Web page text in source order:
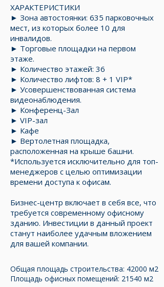
ХАРАКТЕРИСТИКИ
► Зона автостоянки: 635 парковочных
мест, из которых более 10 для
инвалидов.
► Торговые площадки на первом
этаже.
► Количество этажей: 36
► Количество лифтов: 8 + 1 VIP*
► Усовершенствованная система
видеонаблюдения.
► Конференц-Зал
► VIP-зал
► Кафе
► Вертолетная площадка,
расположенная на крыше башни.
*Используется исключительно для топ-
менеджеров с целью оптимизации
времени доступа к офисам.
Бизнес-центр включает в себя все, что
требуется современному офисному
зданию. Инвестиции в данный проект
станут наиболее удачным вложением
для вашей компании.
Общая площадь строительства: 42000 м2
Площадь офисных помещений: 21540 м2